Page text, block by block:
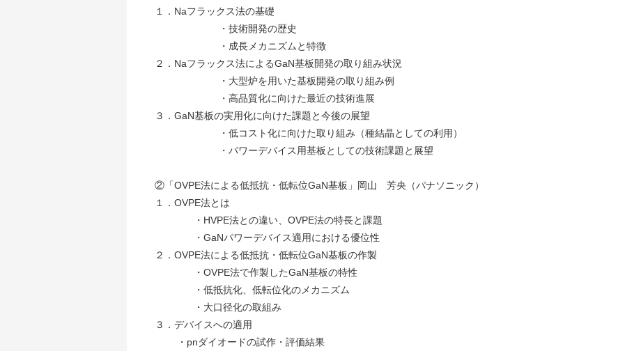
１．Naフラックス法の基礎
・技術開発の歴史
・成長メカニズムと特徴
２．Naフラックス法によるGaN基板開発の取り組み状況
・大型炉を用いた基板開発の取り組み例
・高品質化に向けた最近の技術進展
３．GaN基板の実用化に向けた課題と今後の展望
・低コスト化に向けた取り組み（種結晶としての利用）
・パワーデバイス用基板としての技術課題と展望
②「OVPE法による低抵抗・低転位GaN基板」岡山 芳央（パナソニック）
１．OVPE法とは
・HVPE法との違い、OVPE法の特長と課題
・GaNパワーデバイス適用における優位性
２．OVPE法による低抵抗・低転位GaN基板の作製
・OVPE法で作製したGaN基板の特性
・低抵抗化、低転位化のメカニズム
・大口径化の取組み
３．デバイスへの適用
・pnダイオードの試作・評価結果